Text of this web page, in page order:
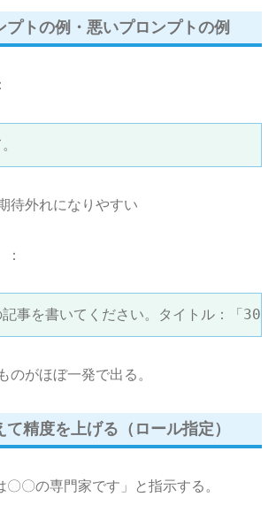
プトの例・悪いプロンプトの例
：
待外れになりやすい
：
事を書いてください。タイトル：「30
のがほぼ一発で出る。
精度を上げる（ロール指定）
〇〇の専門家です」と指示する。